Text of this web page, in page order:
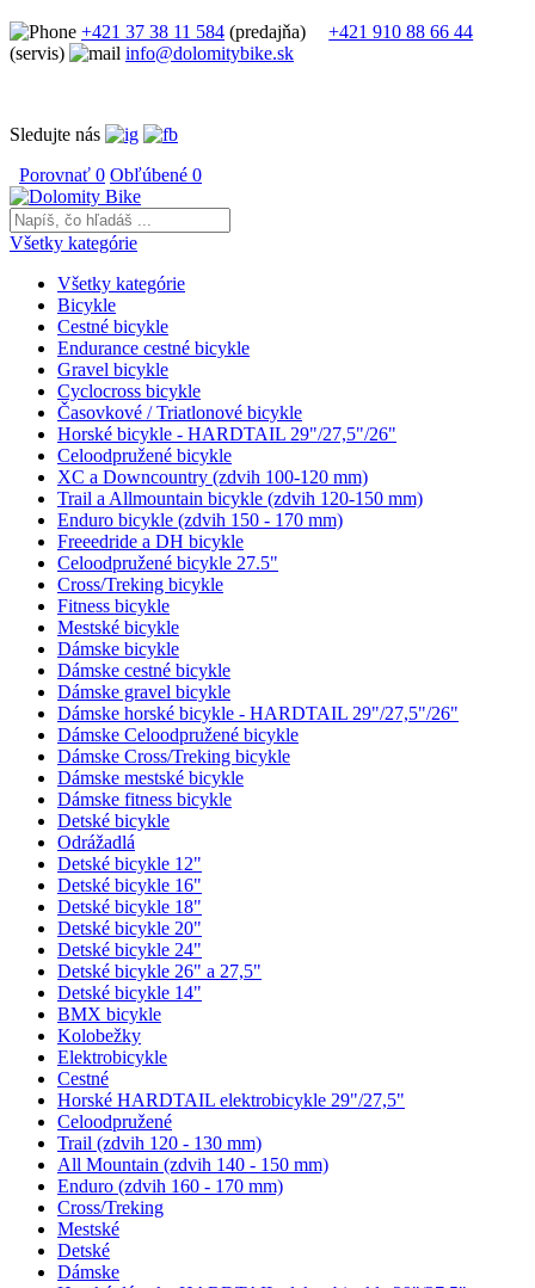
+421 37 38 11 584 (predajňa)
+421 910 88 66 44
(servis)
info@dolomitybike.sk
Sledujte nás
Porovnať 0 Obľúbené 0
Všetky kategórie
Všetky kategórie
Bicykle
Cestné bicykle
Endurance cestné bicykle
Gravel bicykle
Cyclocross bicykle
Časovkové / Triatlonové bicykle
Horské bicykle - HARDTAIL 29"/27,5"/26"
Celoodpružené bicykle
XC a Downcountry (zdvih 100-120 mm)
Trail a Allmountain bicykle (zdvih 120-150 mm)
Enduro bicykle (zdvih 150 - 170 mm)
Freeedride a DH bicykle
Celoodpružené bicykle 27.5"
Cross/Treking bicykle
Fitness bicykle
Mestské bicykle
Dámske bicykle
Dámske cestné bicykle
Dámske gravel bicykle
Dámske horské bicykle - HARDTAIL 29"/27,5"/26"
Dámske Celoodpružené bicykle
Dámske Cross/Treking bicykle
Dámske mestské bicykle
Dámske fitness bicykle
Detské bicykle
Odrážadlá
Detské bicykle 12"
Detské bicykle 16"
Detské bicykle 18"
Detské bicykle 20"
Detské bicykle 24"
Detské bicykle 26" a 27,5"
Detské bicykle 14"
BMX bicykle
Kolobežky
Elektrobicykle
Cestné
Horské HARDTAIL elektrobicykle 29"/27,5"
Celoodpružené
Trail (zdvih 120 - 130 mm)
All Mountain (zdvih 140 - 150 mm)
Enduro (zdvih 160 - 170 mm)
Cross/Treking
Mestské
Detské
Dámske